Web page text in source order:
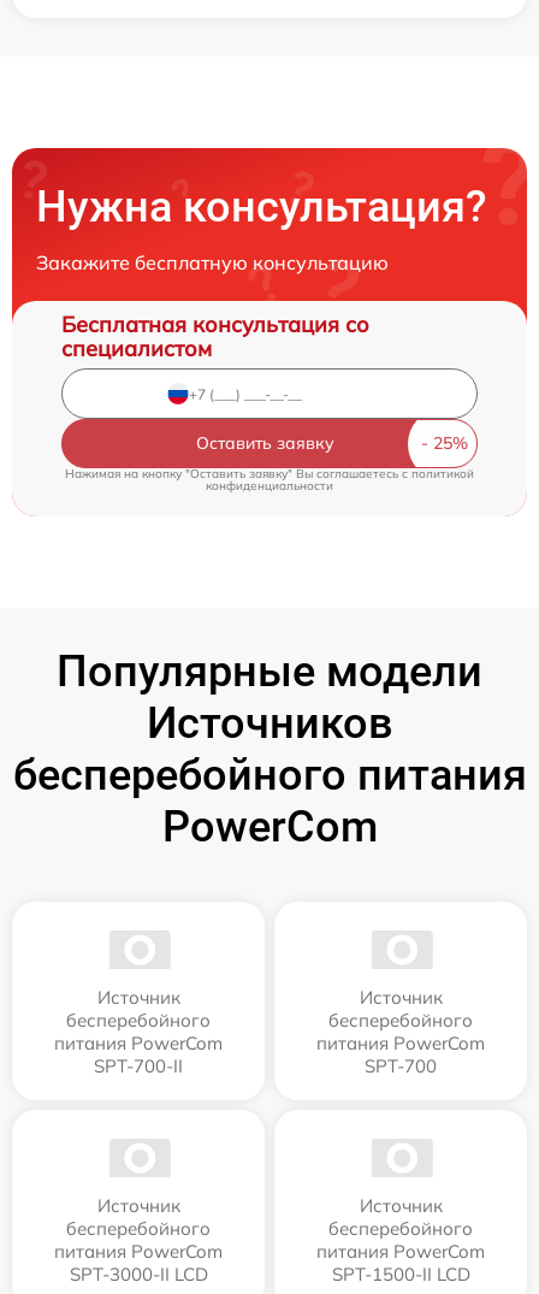
Нужна консультация?
Закажите бесплатную консультацию
Бесплатная консультация со
специалистом
Оставить заявку
Нажимая на кнопку "Оставить заявку" Вы соглашаетесь cполитикой
конфиденциальности
Популярные модели
Источников
бесперебойного питания
PowerCom
Источник
бесперебойного
питания PowerCom
SPT-700-II
Источник
бесперебойного
питания PowerCom
SPT-700
Источник
бесперебойного
питания PowerCom
SPT-3000-II LCD
Источник
бесперебойного
питания PowerCom
SPT-1500-II LCD